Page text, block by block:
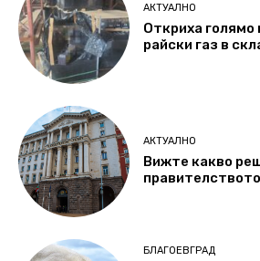
АКТУАЛНО
Откриха голямо
райски газ в
АКТУАЛНО
Вижте какво
БЛАГОЕВГРАД